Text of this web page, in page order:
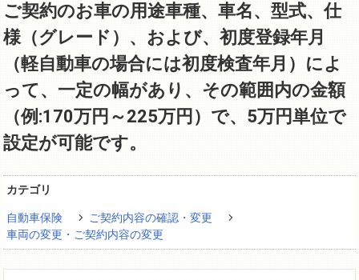
ご契約のお車の用途車種、車名、型式、仕
様（グレード）、および、初度登録年月
（軽自動車の場合には初度検査年月）によ
って、一定の幅があり、その範囲内の金額
（例:170万円～225万円）で、5万円単位で
設定が可能です。
カテゴリ
自動車保険
ご契約内容の確認・変更
車両の変更・ご契約内容の変更